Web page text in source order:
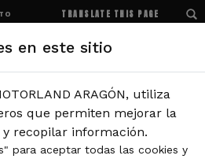
TRANSLATE THIS PAGE
en este sitio
ARAGÓN, utiliza
que permiten mejorar la
recopilar información.
para aceptar todas las cookies y